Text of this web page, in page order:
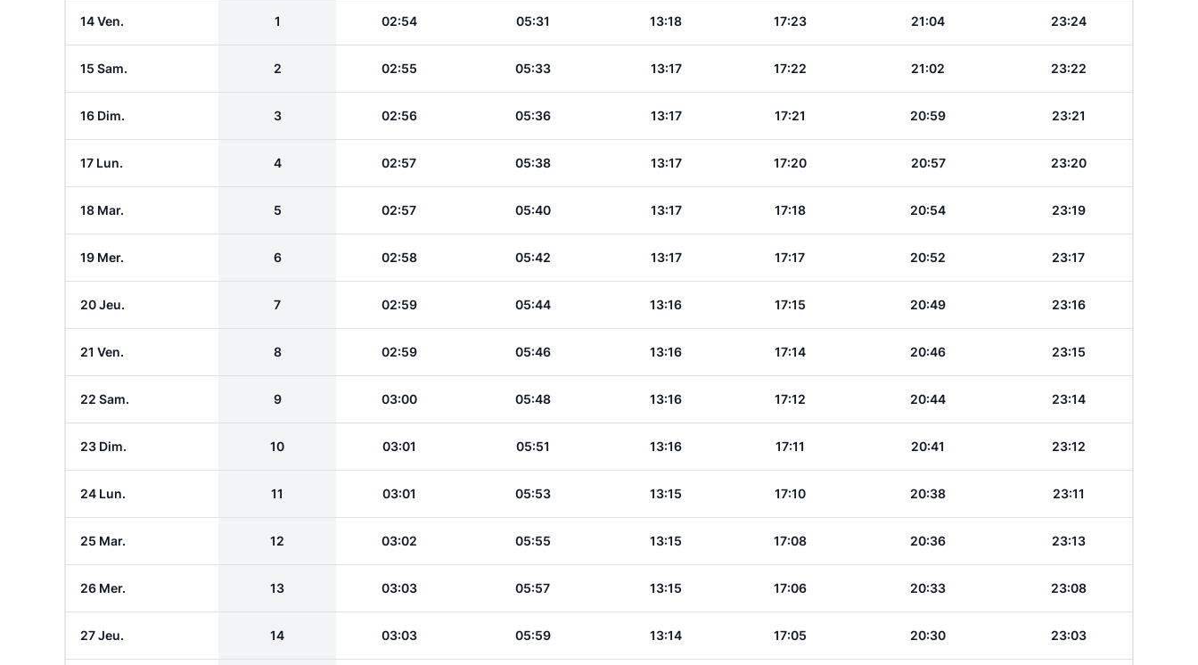
14 Ven. 1 02:54 05:31 13:18 17:23 21:04 23:24
15 Sam. 2 02:55 05:33 13:17 17:22 21:02 23:22
16 Dim. 3 02:56 05:36 13:17 17:21 20:59 23:21
17 Lun. 4 02:57 05:38 13:17 17:20 20:57 23:20
18 Mar. 5 02:57 05:40 13:17 17:18 20:54 23:19
19 Mer. 6 02:58 05:42 13:17 17:17 20:52 23:17
20 Jeu. 7 02:59 05:44 13:16 17:15 20:49 23:16
21 Ven. 8 02:59 05:46 13:16 17:14 20:46 23:15
22 Sam. 9 03:00 05:48 13:16 17:12 20:44 23:14
23 Dim. 10 03:01 05:51 13:16 17:11 20:41 23:12
24 Lun. 11 03:01 05:53 13:15 17:10 20:38 23:11
25 Mar. 12 03:02 05:55 13:15 17:08 20:36 23:13
26 Mer. 13 03:03 05:57 13:15 17:06 20:33 23:08
27 Jeu. 14 03:03 05:59 13:14 17:05 20:30 23:03